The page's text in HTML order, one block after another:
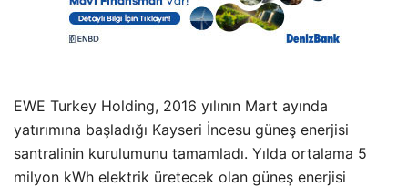
EWE Turkey Holding, 2016 yılının Mart ayında
yatırımına başladığı Kayseri İncesu güneş enerjisi
santralinin kurulumunu tamamladı. Yılda ortalama 5
milyon kWh elektrik üretecek olan güneş enerjisi